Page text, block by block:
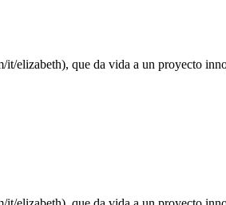
elizabeth), que da vida a un proyecto